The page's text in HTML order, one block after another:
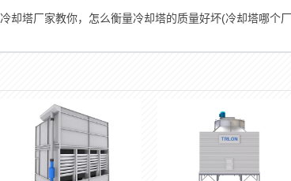
冷却塔厂家教你，怎么衡量冷却塔的质量好坏(冷却塔哪个厂